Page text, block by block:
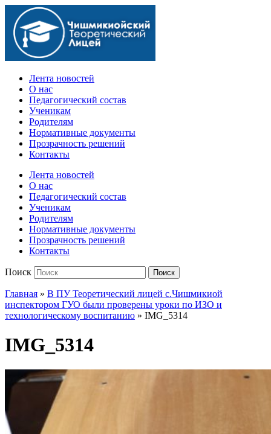
Официальный сайт учебного заведения
Лента новостей
О нас
Педагогический состав
Ученикам
Родителям
Нормативные документы
Прозрачность решений
Контакты
Лента новостей
О нас
Педагогический состав
Ученикам
Родителям
Нормативные документы
Прозрачность решений
Контакты
Поиск Поиск
Главная » В ПУ Теоретический лицей с.Чишмикиой
инспектором ГУО были проверены уроки по ИЗО и
технологическому воспитанию » IMG_5314
IMG_5314